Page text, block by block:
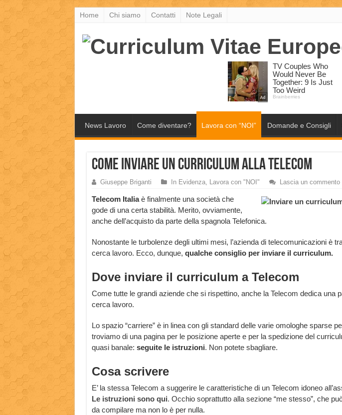
Home Chi siamo Contatti Note Legali
News Lavoro Come diventare? Lavora con “NOI” Domande e Consigli
Come inviare un curriculum alla Telecom
Giuseppe Briganti In Evidenza, Lavora con "NOI" Lascia un commento
Telecom Italiaè finalmente una società che
gode di una certa stabilità. Merito, ovviamente,
anche dell’acquisto da parte della spagnola Telefonica.
Nonostante le turbolenze degli ultimi mesi, l’azienda di telecomunicazioni è
cerca lavoro. Ecco, dunque, qualche consiglio per inviare il curriculum.
Dove inviare il curriculum a Telecom
Come tutte le grandi aziende che si rispettino, anche la Telecom dedica una
cerca lavoro.
Lo spazio “carriere” è in linea con gli standard delle varie omologhe sparse
troviamo di una pagina per le posizione aperte e per la spedizione del
quasi banale: seguite le istruzioni. Non potete sbagliare.
Cosa scrivere
E’ la stessa Telecom a suggerire le caratteristiche di un Telecom idoneo
Le istruzioni sono qui. Occhio soprattutto alla sezione “me stesso”, che
da compilare ma non lo è per nulla.